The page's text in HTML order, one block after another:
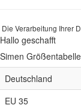
Die Verarbeitung Ihrer
Hallo geschafft
Simen
Deutschland
EU 35